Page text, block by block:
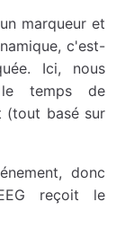
marqueur et
c'est-
Ici, nous
le temps de
(tout basé sur
donc
reçoit le